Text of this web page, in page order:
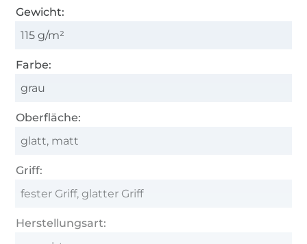
Gewicht:
115 g/m²
Farbe:
grau
Oberfläche:
glatt, matt
Griff:
fester Griff, glatter Griff
Herstellungsart: